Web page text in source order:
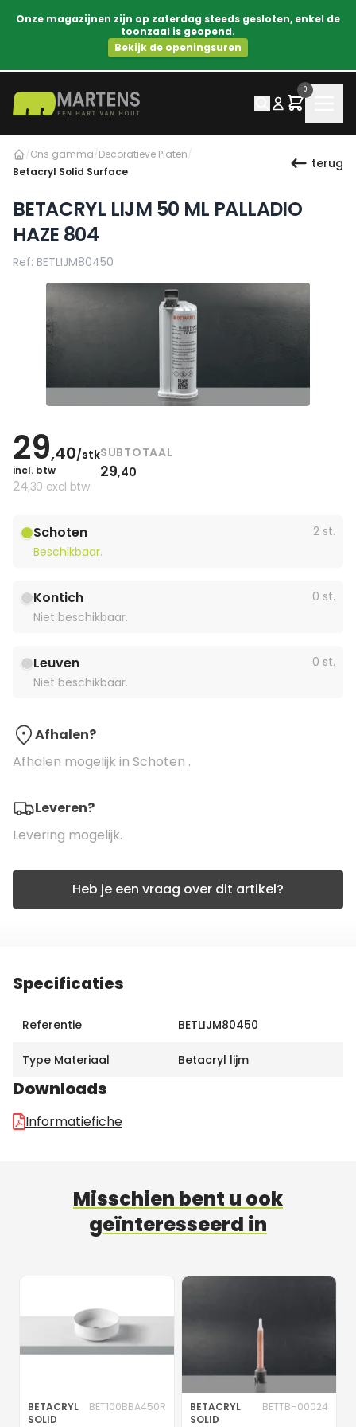
Onze magazijnen zijn op zaterdag steeds gesloten, enkel de
toonzaal is geopend.
Bekijk de openingsuren
0
/Ons gamma/Decoratieve Platen/
Betacryl Solid Surface
terug
BETACRYL LIJM 50 ML PALLADIO
HAZE 804
Ref: BETLIJM80450
29,40/stk
incl. btw
24,30 excl btw
SUBTOTAAL
29,40
Schoten
2 st.
Beschikbaar.
Kontich
0 st.
Niet beschikbaar.
Leuven
0 st.
Niet beschikbaar.
Afhalen?
Afhalen mogelijk in Schoten .
Leveren?
Levering mogelijk.
Heb je een vraag over dit artikel?
Specificaties
Referentie BETLIJM80450
Type Materiaal Betacryl lijm
Downloads
Informatiefiche
Misschien bent u ook
geïnteresseerd in
BETACRYL
SOLID
BET100BBA450R
BETACRYL
SOLID
BETTBH00024